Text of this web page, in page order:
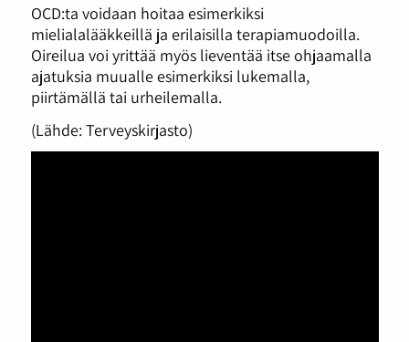
OCD:ta voidaan hoitaa esimerkiksi
mielialalääkkeillä ja erilaisilla terapiamuodoilla.
Oireilua voi yrittää myös lieventää itse ohjaamalla
ajatuksia muualle esimerkiksi lukemalla,
piirtämällä tai urheilemalla.
(Lähde: Terveyskirjasto)